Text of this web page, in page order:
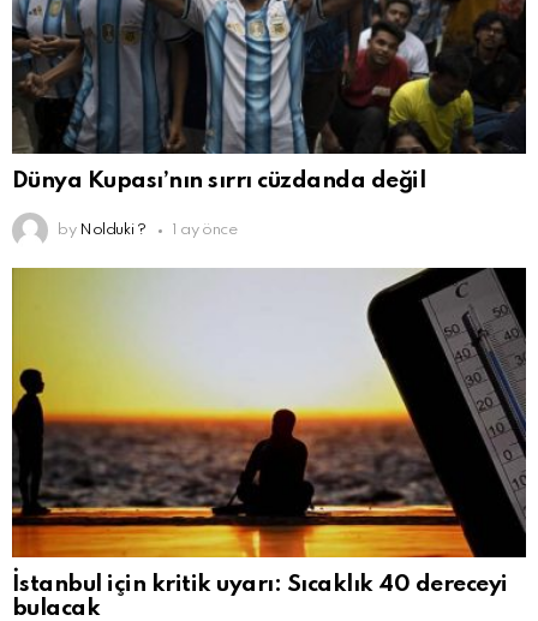
Dünya Kupası’nın sırrı cüzdanda değil
by Nolduki ? 1 ay önce
İstanbul için kritik uyarı: Sıcaklık 40 dereceyi
bulacak